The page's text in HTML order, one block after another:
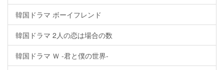
韓国ドラマ ボーイフレンド
韓国ドラマ 2人の恋は場合の数
韓国ドラマ Ｗ -君と僕の世界-